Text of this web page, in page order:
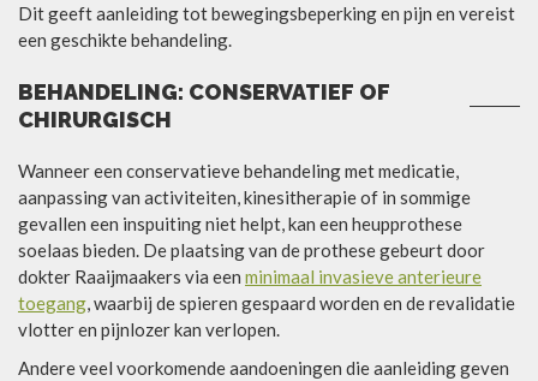
Dit geeft aanleiding tot bewegingsbeperking en pijn en vereist
een geschikte behandeling.
BEHANDELING: CONSERVATIEF OF
CHIRURGISCH
Wanneer een conservatieve behandeling met medicatie,
aanpassing van activiteiten, kinesitherapie of in sommige
gevallen een inspuiting niet helpt, kan een heupprothese
soelaas bieden. De plaatsing van de prothese gebeurt door
dokter Raaijmaakers via een minimaal invasieve anterieure
toegang, waarbij de spieren gespaard worden en de revalidatie
vlotter en pijnlozer kan verlopen.
Andere veel voorkomende aandoeningen die aanleiding geven